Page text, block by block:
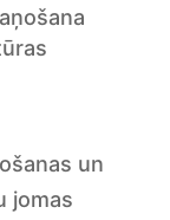
un
jomas